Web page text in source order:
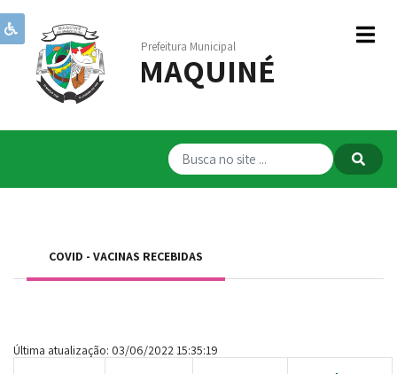
Prefeitura Municipal
MAQUINÉ
Institucional
Governo
ServiçosCOVID - VACINAS RECEBIDAS
Última atualização: 03/06/2022 15:35:19